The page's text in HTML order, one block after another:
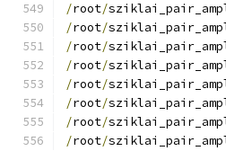
/root/
/root/
/root/
/root/
/root/
/root/
/root/
/root/